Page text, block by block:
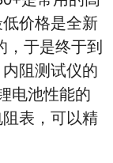
价格是全新
，于是终于到
阻测试仪的
电池性能的
表，可以精